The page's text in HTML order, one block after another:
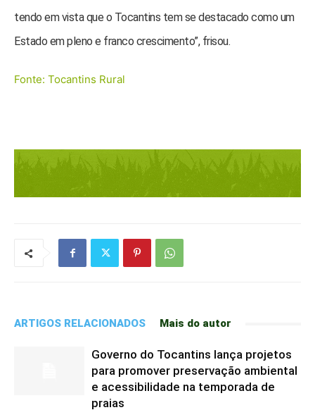
tendo em vista que o Tocantins tem se destacado como um
Estado em pleno e franco crescimento”, frisou.
Fonte: Tocantins Rural
ARTIGOS RELACIONADOS Mais do autor
Governo do Tocantins lança projetos
para promover preservação ambiental
e acessibilidade na temporada de
praias